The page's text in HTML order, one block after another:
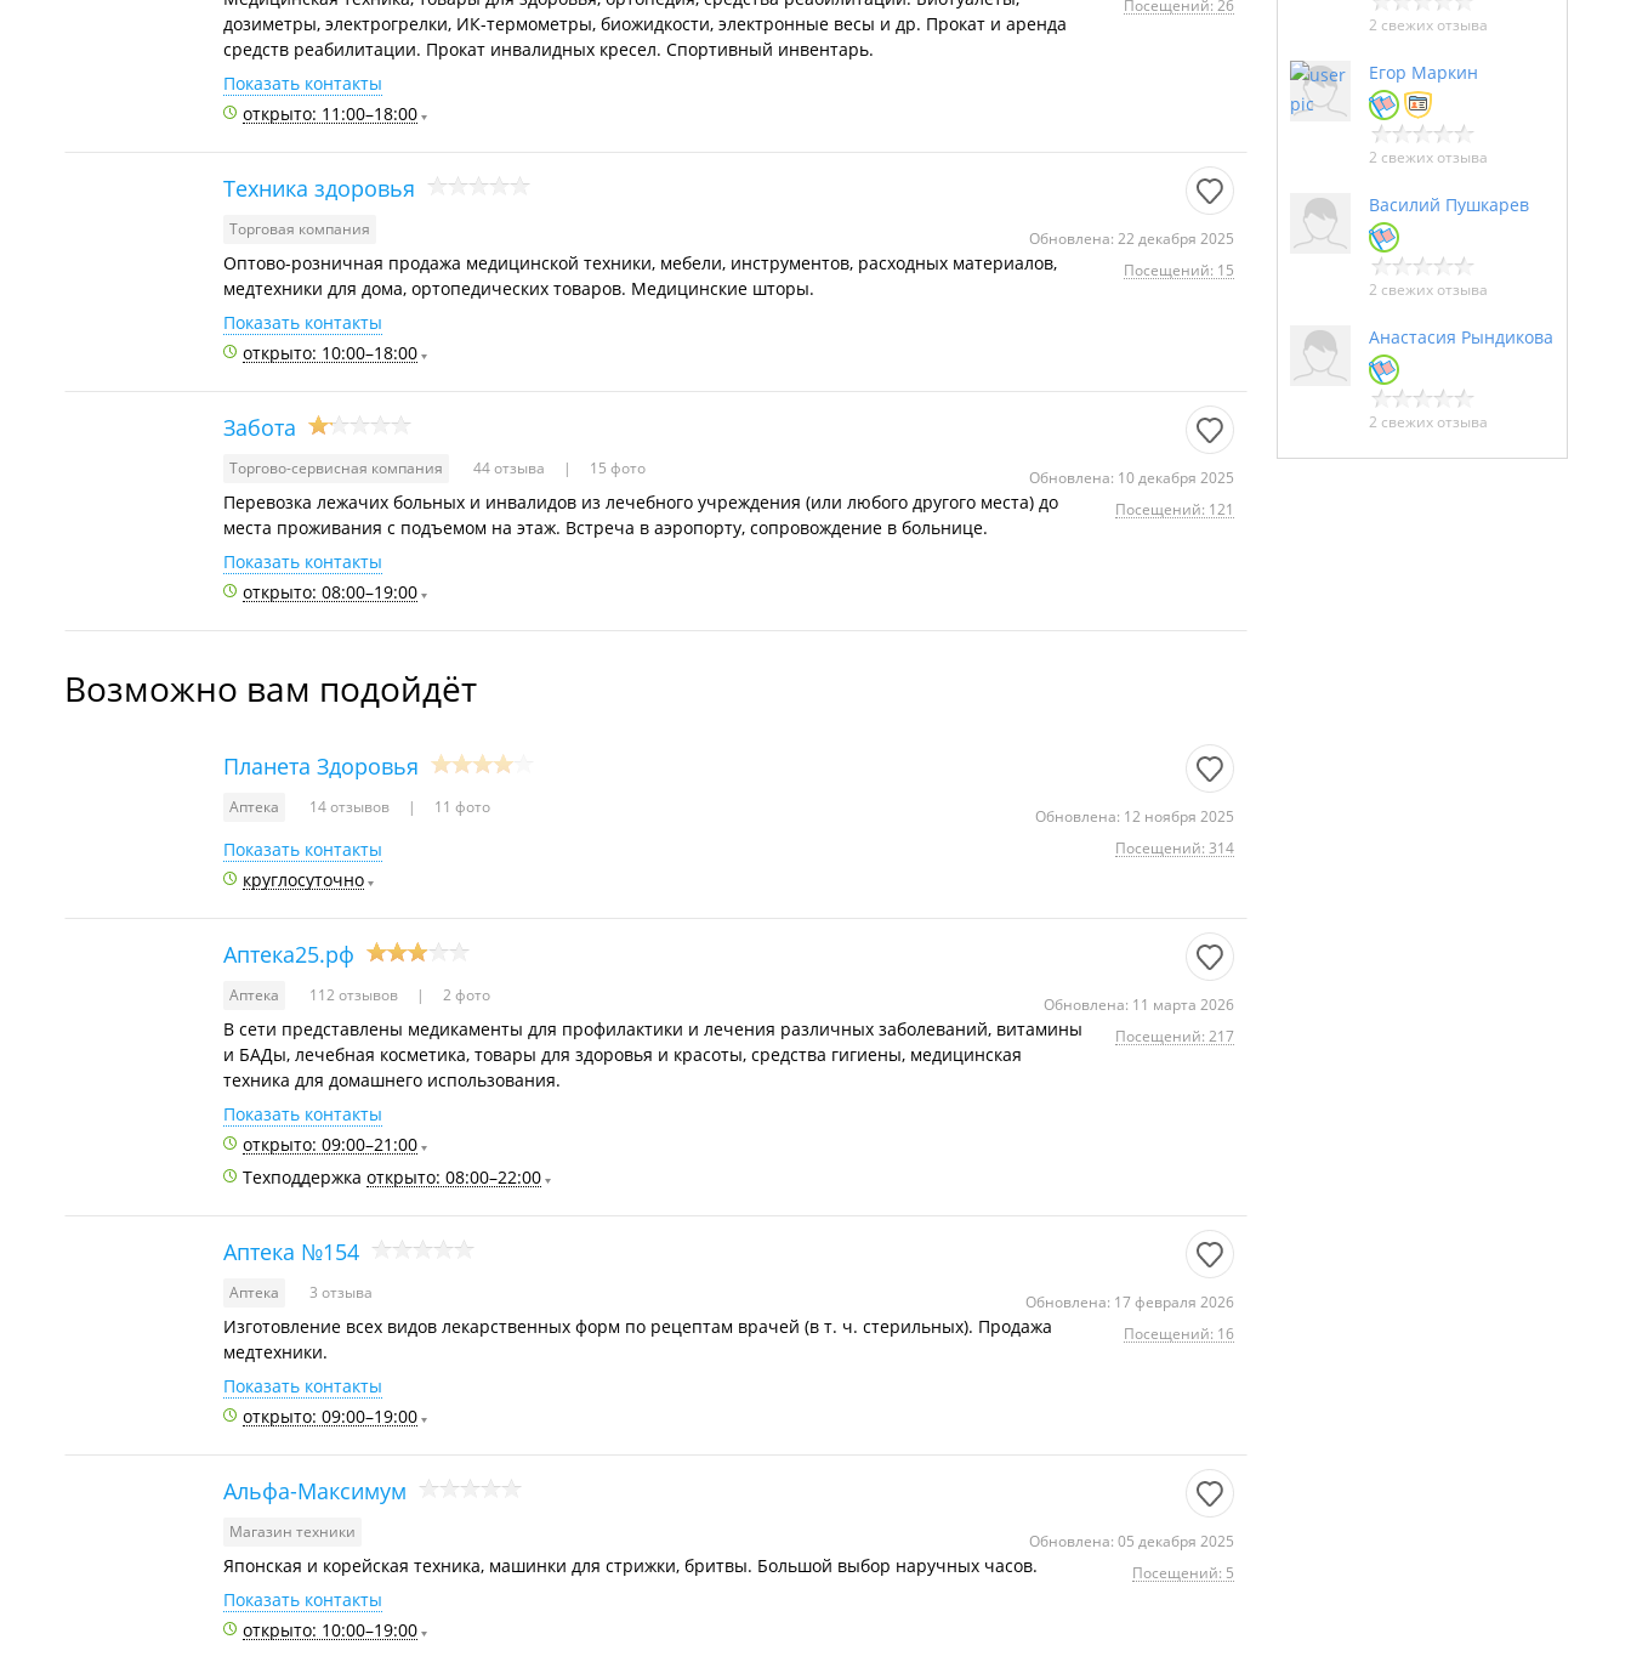
Посещений: 26
дозиметры, электрогрелки, ИК-термометры, биожидкости, электронные весы и др. Прокат и аренда
средств реабилитации. Прокат инвалидных кресел. Спортивный инвентарь.
Показать контакты
открыто: 11:00–18:00
Техника здоровья
Торговая компания
Обновлена: 22 декабря 2025
Посещений: 15
Оптово-розничная продажа медицинской техники, мебели, инструментов, расходных материалов,
медтехники для дома, ортопедических товаров. Медицинские шторы.
Показать контакты
открыто: 10:00–18:00
Забота
Торгово-сервисная компания 44 отзыва 15 фото
Обновлена: 10 декабря 2025
Посещений: 121
Перевозка лежачих больных и инвалидов из лечебного учреждения (или любого другого места) до
места проживания с подъемом на этаж. Встреча в аэропорту, сопровождение в больнице.
Показать контакты
открыто: 08:00–19:00
Возможно вам подойдёт
Планета Здоровья
Аптека 14 отзывов 11 фото
Обновлена: 12 ноября 2025
Посещений: 314
Показать контакты
круглосуточно
Аптека25.рф
Аптека 112 отзывов 2 фото
Обновлена: 11 марта 2026
Посещений: 217
В сети представлены медикаменты для профилактики и лечения различных заболеваний, витамины
и БАДы, лечебная косметика, товары для здоровья и красоты, средства гигиены, медицинская
техника для домашнего использования.
Показать контакты
открыто: 09:00–21:00
Техподдержка открыто: 08:00–22:00
Аптека №154
Аптека 3 отзыва
Обновлена: 17 февраля 2026
Посещений: 16
Изготовление всех видов лекарственных форм по рецептам врачей (в т. ч. стерильных). Продажа
медтехники.
Показать контакты
открыто: 09:00–19:00
Альфа-Максимум
Магазин техники
Обновлена: 05 декабря 2025
Посещений: 5
Японская и корейская техника, машинки для стрижки, бритвы. Большой выбор наручных часов.
Показать контакты
открыто: 10:00–19:00
2 свежих отзыва
Егор Маркин
2 свежих отзыва
Василий Пушкарев
2 свежих отзыва
Анастасия Рындикова
2 свежих отзыва